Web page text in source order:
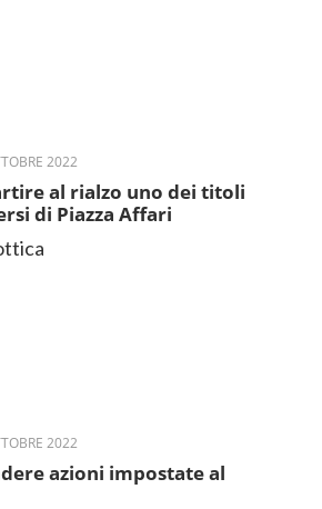
2022
al rialzo uno dei titoli
di Piazza Affari
2022
azioni impostate al